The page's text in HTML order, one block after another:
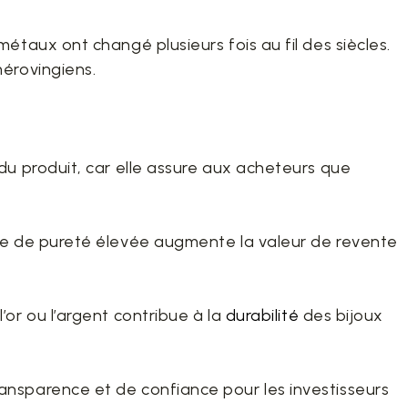
ont changé plusieurs fois au fil des siècles.
produit, car elle assure aux acheteurs que
de pureté élevée augmente la valeur de revente
ou l’argent contribue à la durabilité des bijoux
et de confiance pour les investisseurs